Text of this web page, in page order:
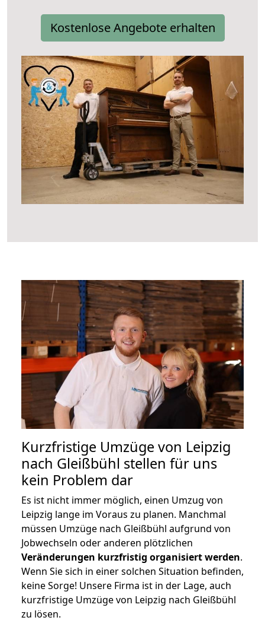
Kostenlose Angebote erhalten
Kurzfristige Umzüge von Leipzig
nach Gleißbühl stellen für uns
kein Problem dar
Es ist nicht immer möglich, einen Umzug von
Leipzig lange im Voraus zu planen. Manchmal
müssen Umzüge nach Gleißbühl aufgrund von
Jobwechseln oder anderen plötzlichen
Veränderungen kurzfristig organisiert werden.
Wenn Sie sich in einer solchen Situation befinden,
keine Sorge! Unsere Firma ist in der Lage, auch
kurzfristige Umzüge von Leipzig nach Gleißbühl
zu lösen.